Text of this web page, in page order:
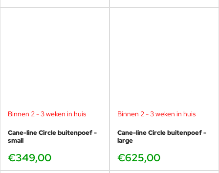
Binnen 2 - 3 weken in huis
Cane-line Circle buitenpoef -
small
€349,00
Binnen 2 - 3 weken in huis
Cane-line Circle buitenpoef -
large
€625,00